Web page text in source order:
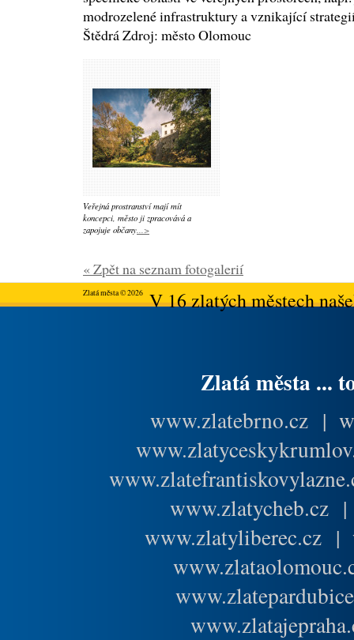
modrozelené infrastruktury a vznikající
Štědrá Zdroj: město Olomouc
Veřejná prostranství mají mít
koncepci, město ji zpracovává a
zapojuje občany...>
« Zpět na seznam fotogalerií
Zlatá města © 2026V 16 zlatých městech
Zlatá města ...
www.zlatebrno.cz |
www.zlatycheb.cz
www.zlatyliberec.cz |